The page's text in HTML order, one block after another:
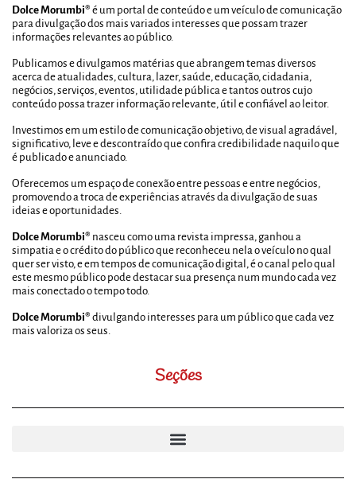
Dolce Morumbi® é um portal de conteúdo e um veículo de comunicação
para divulgação dos mais variados interesses que possam trazer
informações relevantes ao público.
Publicamos e divulgamos matérias que abrangem temas diversos
acerca de atualidades, cultura, lazer, saúde, educação, cidadania,
negócios, serviços, eventos, utilidade pública e tantos outros cujo
conteúdo possa trazer informação relevante, útil e confiável ao leitor.
Investimos em um estilo de comunicação objetivo, de visual agradável,
significativo, leve e descontraído que confira credibilidade naquilo que
é publicado e anunciado.
Oferecemos um espaço de conexão entre pessoas e entre negócios,
promovendo a troca de experiências através da divulgação de suas
ideias e oportunidades.
Dolce Morumbi® nasceu como uma revista impressa, ganhou a
simpatia e o crédito do público que reconheceu nela o veículo no qual
quer ser visto, e em tempos de comunicação digital, é o canal pelo qual
este mesmo público pode destacar sua presença num mundo cada vez
mais conectado o tempo todo.
Dolce Morumbi® divulgando interesses para um público que cada vez
mais valoriza os seus.
Seções